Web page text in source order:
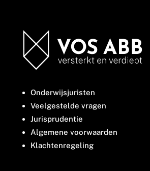
Onderwijsjuristen
Veelgestelde vragen
Jurisprudentie
Algemene voorwaarden
Klachtenregeling